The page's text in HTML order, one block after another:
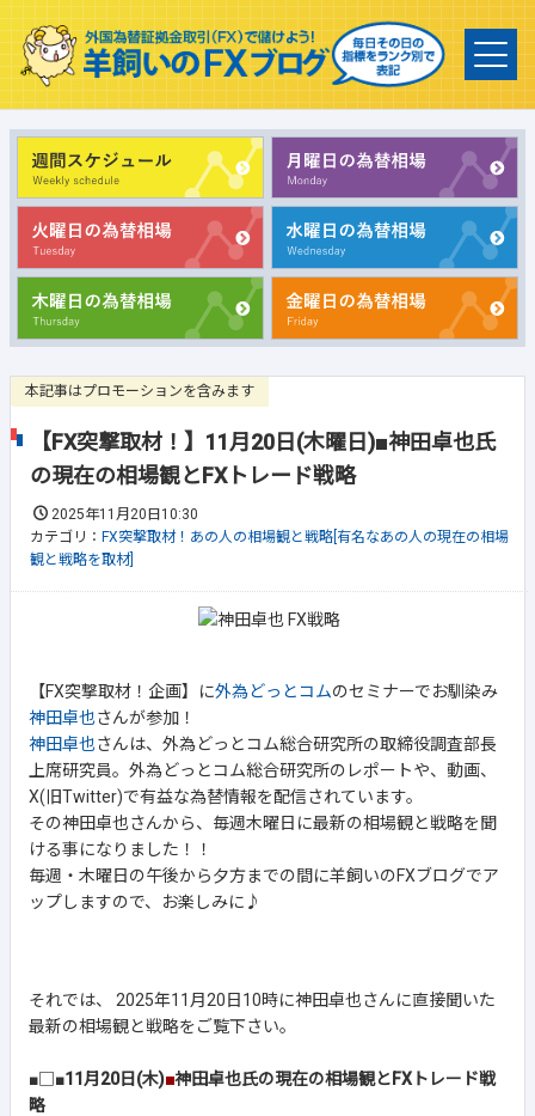
本記事はプロモーションを含みます
【FX突撃取材！】11月20日(木曜日)■神田卓也氏
の現在の相場観とFXトレード戦略
2025年11月20日10:30
カテゴリ： FX突撃取材！あの人の相場観と戦略[有名なあの人の現在の相場
観と戦略を取材]
【FX突撃取材！企画】に外為どっとコムのセミナーでお馴染み
神田卓也さんが参加！
神田卓也さんは、外為どっとコム総合研究所の取締役調査部長
上席研究員。外為どっとコム総合研究所のレポートや、動画、
X(旧Twitter)で有益な為替情報を配信されています。
その神田卓也さんから、毎週木曜日に最新の相場観と戦略を聞
ける事になりました！！
毎週・木曜日の午後から夕方までの間に羊飼いのFXブログでア
ップしますので、お楽しみに♪
それでは、 2025年11月20日10時に神田卓也さんに直接聞いた
最新の相場観と戦略をご覧下さい。
■□■11月20日(木)■神田卓也氏の現在の相場観とFXトレード戦
略